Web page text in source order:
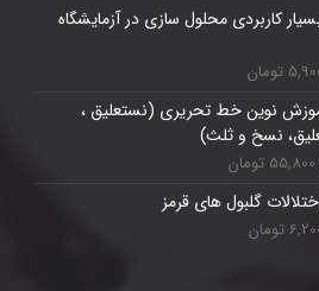
کاربردی محلول سازی در آزمایشگاه
تومان
نوین خط تحریری (نستعلیق ،
نسخ و ثلث)
55,800 تومان
گلبول های قرمز
تومان